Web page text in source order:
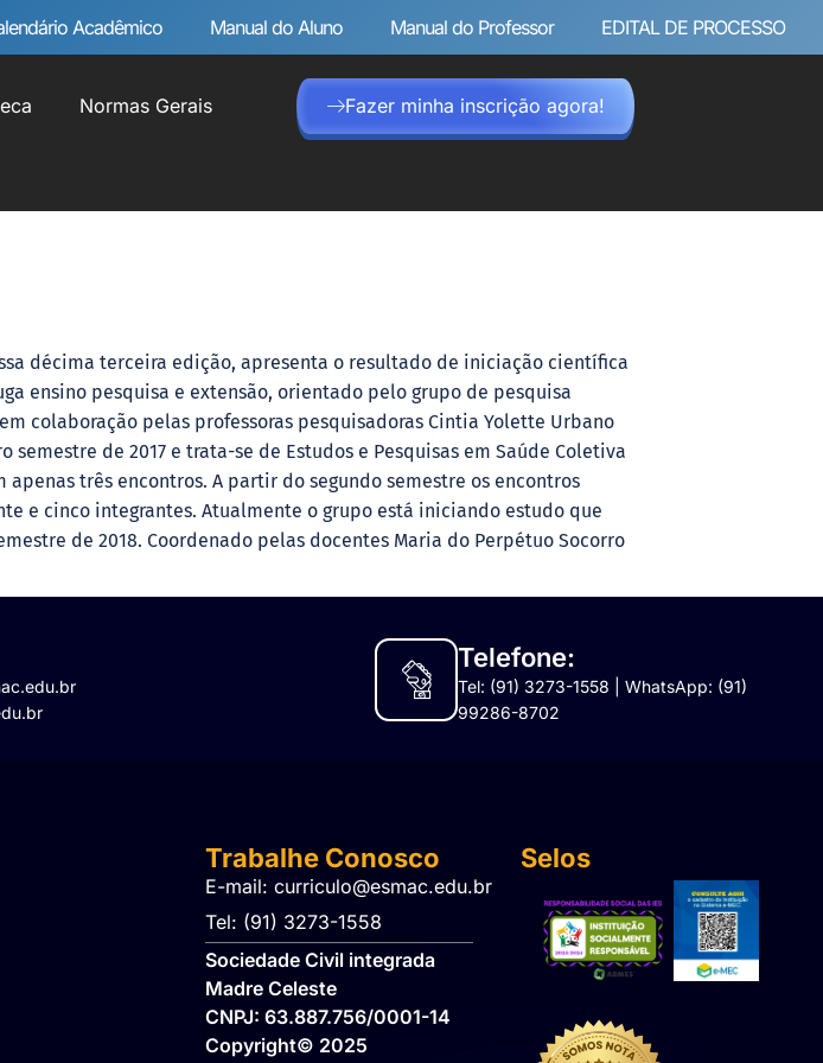
Acadêmico Manual do Aluno Manual do Professor EDITAL DE PROCESSO
Normas Gerais Fazer minha inscrição agora!
décima terceira edição, apresenta o resultado de iniciação científica
ensino pesquisa e extensão, orientado pelo grupo de pesquisa
colaboração pelas professoras pesquisadoras Cintia Yolette Urbano
semestre de 2017 e trata-se de Estudos e Pesquisas em Saúde Coletiva
três encontros. A partir do segundo semestre os encontros
e cinco integrantes. Atualmente o grupo está iniciando estudo que
de 2018. Coordenado pelas docentes Maria do Perpétuo Socorro
Telefone:
Tel: (91) 3273-1558 | WhatsApp: (91)
99286-8702
Trabalhe Conosco
E-mail: curriculo@esmac.edu.br
Tel: (91) 3273-1558​
Sociedade Civil integrada
Madre Celeste
CNPJ: 63.887.756/0001-14
Copyright© 2025
Selos